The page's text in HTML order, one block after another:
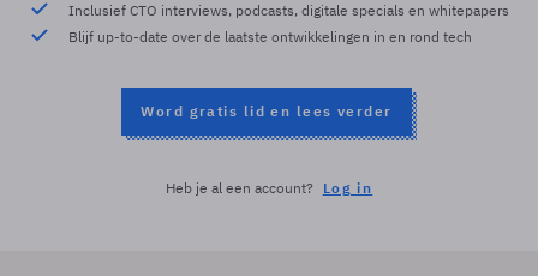
Inclusief CTO interviews, podcasts, digitale specials en whitepapers
Blijf up-to-date over de laatste ontwikkelingen in en rond tech
Word gratis lid en lees verder
Heb je al een account? Log in